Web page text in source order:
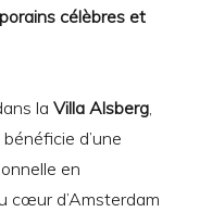
célèbres et
laVilla Alsberg,
d’une
en
cœur d’Amsterdam